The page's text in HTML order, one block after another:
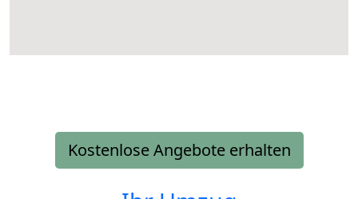
Kostenlose Angebote erhalten